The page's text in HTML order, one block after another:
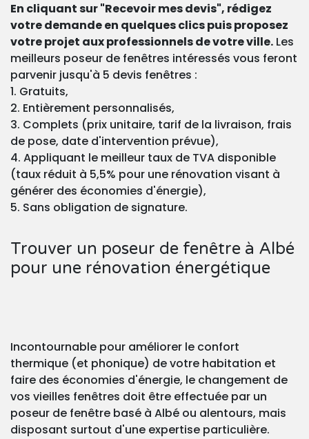
En cliquant sur "Recevoir mes devis", rédigez
votre demande en quelques clics puis proposez
votre projet aux professionnels de votre ville. Les
meilleurs poseur de fenêtres intéressés vous feront
parvenir jusqu'à 5 devis fenêtres :
1. Gratuits,
2. Entièrement personnalisés,
3. Complets (prix unitaire, tarif de la livraison, frais
de pose, date d'intervention prévue),
4. Appliquant le meilleur taux de TVA disponible
(taux réduit à 5,5% pour une rénovation visant à
générer des économies d'énergie),
5. Sans obligation de signature.
Trouver un poseur de fenêtre à Albé
pour une rénovation énergétique
Incontournable pour améliorer le confort
thermique (et phonique) de votre habitation et
faire des économies d'énergie, le changement de
vos vieilles fenêtres doit être effectuée par un
poseur de fenêtre basé à Albé ou alentours, mais
disposant surtout d'une expertise particulière.